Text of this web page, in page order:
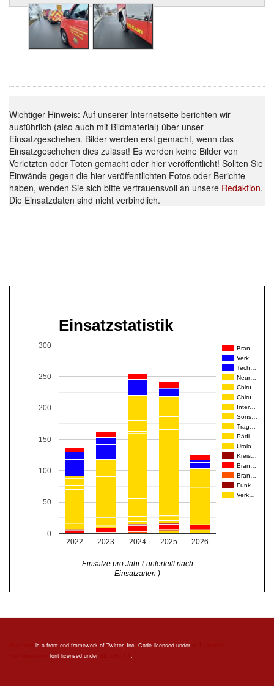
Wichtiger Hinweis: Auf unserer Internetseite berichten wir
ausführlich (also auch mit Bildmaterial) über unser
Einsatzgeschehen. Bilder werden erst gemacht, wenn das
Einsatzgeschehen dies zulässt! Es werden keine Bilder von
Verletzten oder Toten gemacht oder hier veröffentlicht! Sollten Sie
Einwände gegen die hier veröffentlichten Fotos oder Berichte
haben, wenden Sie sich bitte vertrauensvoll an unsere Redaktion.
Die Einsatzdaten sind nicht verbindlich.
Einsatzstatistik
Bran…
Verk…
Tech…
Neur…
Chiru…
Chiru…
Inter…
Sons…
Trag…
Pädi…
Urolo…
Kreis…
Bran…
Bran…
Funk…
Verk…
2022 2023 2024 2025 2026
0
50
100
150
200
250
300
Einsätze pro Jahr ( unterteilt nach
Einsatzarten )
is a front-end framework of Twitter, Inc. Code licensed under
font licensed under .